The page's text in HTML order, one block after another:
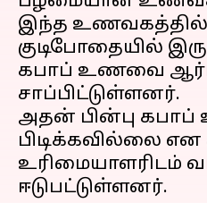
இந்த உணவகத்தில்
குடிபோதையில்
கபாப் உணவை
சாப்பிட்டுள்ளனர்.
அதன் பின்பு கபாப்
பிடிக்கவில்லை
உரிமையாளரிடம்